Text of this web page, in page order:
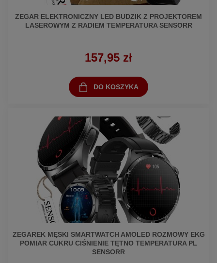
ZEGAR ELEKTRONICZNY LED BUDZIK Z PROJEKTOREM
LASEROWYM Z RADIEM TEMPERATURA SENSORR
157,95 zł
DO KOSZYKA
ZEGAREK MĘSKI SMARTWATCH AMOLED ROZMOWY EKG
POMIAR CUKRU CIŚNIENIE TĘTNO TEMPERATURA PL
SENSORR